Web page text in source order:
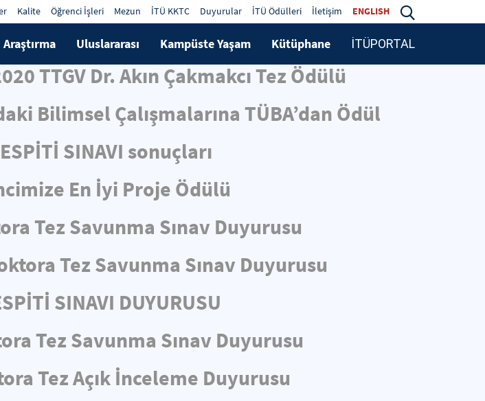
Kalite Öğrenci İşleri Mezun İTÜ KKTC Duyurular İTÜ Ödülleri İletişim ENGLISH
Araştırma Uluslararası Kampüste Yaşam Kütüphane İTÜPORTAL
TTGV Dr. Akın Çakmakcı Tez Ödülü
Bilimsel Çalışmalarına TÜBA’dan Ödül
SINAVI sonuçları
En İyi Proje Ödülü
Tez Savunma Sınav Duyurusu
Tez Savunma Sınav Duyurusu
SINAVI DUYURUSU
Tez Savunma Sınav Duyurusu
Tez Açık İnceleme Duyurusu